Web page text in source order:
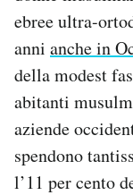
Area
Newsletter
Notifiche
Regala il Post
Hai bisogno
ebree ultra-
anni anche in
della modest
abitanti
aziende
spendono
l’11 per cento